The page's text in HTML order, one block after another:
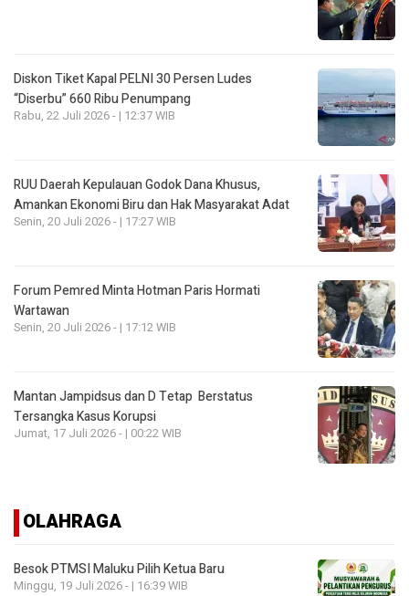
Diskon Tiket Kapal PELNI 30 Persen Ludes
“Diserbu” 660 Ribu Penumpang
Rabu, 22 Juli 2026 - | 12:37 WIB
RUU Daerah Kepulauan Godok Dana Khusus,
Amankan Ekonomi Biru dan Hak Masyarakat Adat
Senin, 20 Juli 2026 - | 17:27 WIB
Forum Pemred Minta Hotman Paris Hormati
Wartawan
Senin, 20 Juli 2026 - | 17:12 WIB
Mantan Jampidsus dan D Tetap Berstatus
Tersangka Kasus Korupsi
Jumat, 17 Juli 2026 - | 00:22 WIB
OLAHRAGA
Besok PTMSI Maluku Pilih Ketua Baru
Minggu, 19 Juli 2026 - | 16:39 WIB